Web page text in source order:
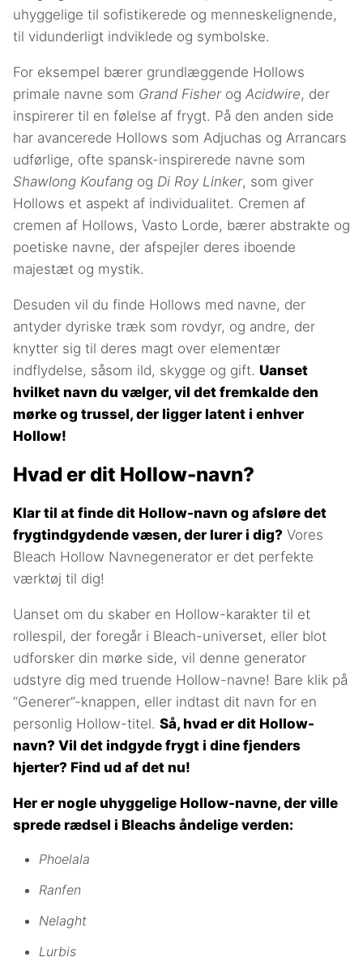
uhyggelige til sofistikerede og menneskelignende,
til vidunderligt indviklede og symbolske.
For eksempel bærer grundlæggende Hollows
primale navne som Grand Fisherog Acidwire, der
inspirerer til en følelse af frygt. På den anden side
har avancerede Hollows som Adjuchas og Arrancars
udførlige, ofte spansk-inspirerede navne som
Shawlong Koufang og Di Roy Linker, som giver
Hollows et aspekt af individualitet. Cremen af
cremen af Hollows, Vasto Lorde, bærer abstrakte og
poetiske navne, der afspejler deres iboende
majestæt og mystik.
Desuden vil du finde Hollows med navne, der
antyder dyriske træk som rovdyr, og andre, der
knytter sig til deres magt over elementær
indflydelse, såsom ild, skygge og gift. Uanset
hvilket navn du vælger, vil det fremkalde den
mørke og trussel, der ligger latent i enhver
Hollow!
Hvad er dit Hollow-navn?
Klar til at finde dit Hollow-navn og afsløre det
frygtindgydende væsen, der lurer i dig? Vores
Bleach Hollow Navnegenerator er det perfekte
værktøj til dig!
Uanset om du skaber en Hollow-karakter til et
rollespil, der foregår i Bleach-universet, eller blot
udforsker din mørke side, vil denne generator
udstyre dig med truende Hollow-navne! Bare klik på
“Generer”-knappen, eller indtast dit navn for en
personlig Hollow-titel. Så, hvad er dit Hollow-
navn? Vil det indgyde frygt i dine fjenders
hjerter? Find ud af det nu!
Her er nogle uhyggelige Hollow-navne, der ville
sprede rædsel i Bleachs åndelige verden:
Phoelala
Ranfen
Nelaght
Lurbis